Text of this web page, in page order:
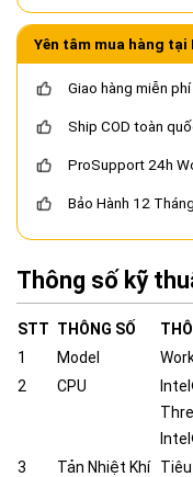
Yên tâm mua hàng tại
Giao hàng miễn phí
Ship COD toàn
ProSupport 24h
Bảo Hành 12
Thông số kỹ
STT THÔNG SỐ
1
Model
2
CPU
3
Tản Nhiệt Khí